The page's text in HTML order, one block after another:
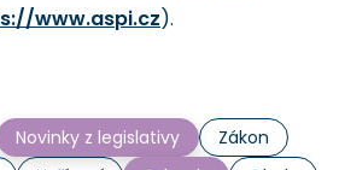
www.aspi.cz).
Novinky z legislativy
Zákon